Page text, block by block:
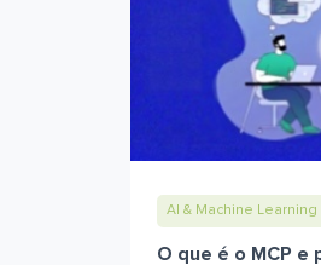
AI & Machine Learning
O que é o MCP e